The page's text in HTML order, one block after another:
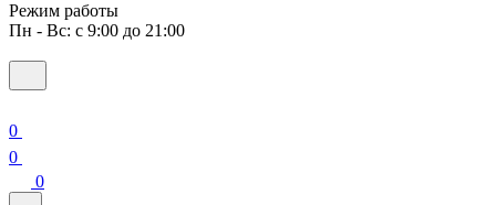
Режим работы
Пн - Вс: с 9:00 до 21:00
0
0
0